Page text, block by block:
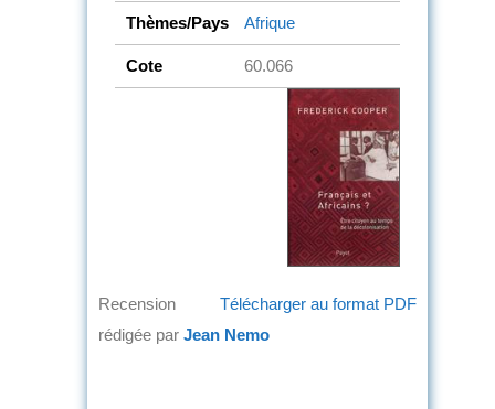
Thèmes/Pays Afrique
Cote 60.066
Télécharger au format PDF
Recension
rédigée par Jean Nemo